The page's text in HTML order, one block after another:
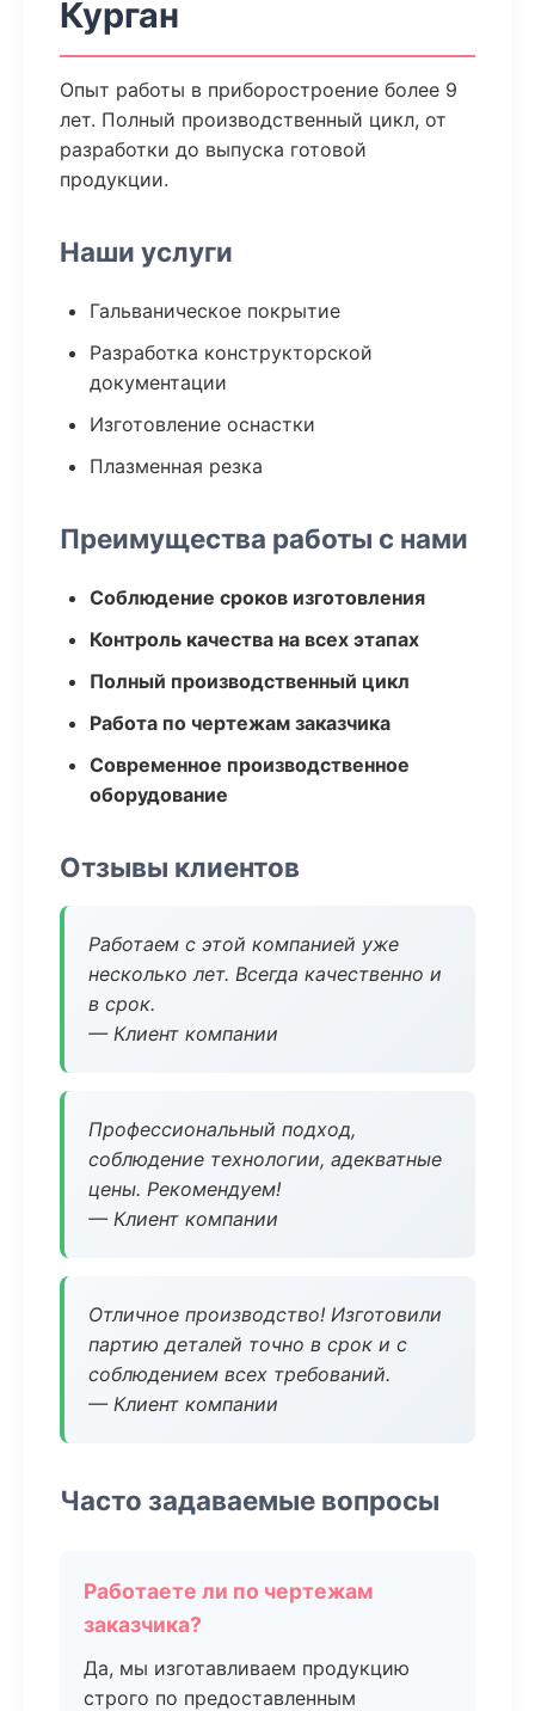
Курган
Опыт работы в приборостроение более 9
лет. Полный производственный цикл, от
разработки до выпуска готовой
продукции.
Наши услуги
Гальваническое покрытие
Разработка конструкторской
документации
Изготовление оснастки
Плазменная резка
Преимущества работы с нами
Соблюдение сроков изготовления
Контроль качества на всех этапах
Полный производственный цикл
Работа по чертежам заказчика
Современное производственное
оборудование
Отзывы клиентов
Работаем с этой компанией уже
несколько лет. Всегда качественно и
в срок.
— Клиент компании
Профессиональный подход,
соблюдение технологии, адекватные
цены. Рекомендуем!
— Клиент компании
Отличное производство! Изготовили
партию деталей точно в срок и с
соблюдением всех требований.
— Клиент компании
Часто задаваемые вопросы
Работаете ли по чертежам
заказчика?
Да, мы изготавливаем продукцию
строго по предоставленным